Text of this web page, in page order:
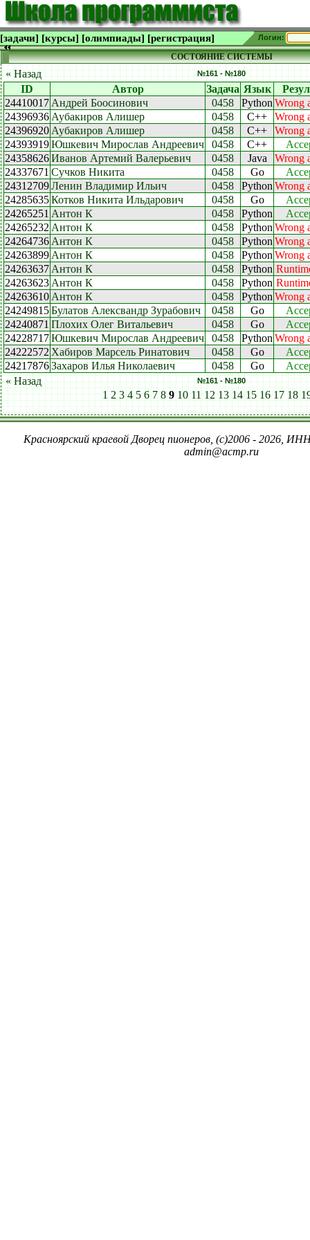
[задачи] [курсы] [олимпиады] [регистрация] Логин:
СОСТОЯНИЕ СИСТЕМЫ
« Назад №161 - №180
ID Автор Задача Язык
24410017 Андрей Боосинович 0458 Python Wrong
24396936 Аубакиров Алишер 0458 C++
Wrong
24396920 Аубакиров Алишер 0458 C++
Wrong
24393919Юшкевич Мирослав Андреевич 0458 C++
24358626Иванов Артемий Валерьевич 0458 Java
Wrong
24337671 Сучков Никита 0458 Go
24312709Ленин Владимир Ильич 0458 Python Wrong
24285635Котков Никита Ильдарович 0458 Go
24265251 Антон К 0458 Python
24265232 Антон К 0458 Python Wrong
24264736 Антон К 0458 Python Wrong
24263899 Антон К 0458 Python Wrong
24263637 Антон К 0458 Python
24263623 Антон К 0458 Python
24263610 Антон К 0458 Python Wrong
24249815Булатов Алексвандр Зурабович 0458 Go
24240871 Плохих Олег Витальевич 0458 Go
24228717Юшкевич Мирослав Андреевич 0458 Python Wrong
24222572 Хабиров Марсель Ринатович 0458 Go
24217876Захаров Илья Николаевич 0458 Go
« Назад
№161 - №180
1 2 3 4 5 6 7 8 9 10 11 12 13 14 15 16 17 18
Красноярский краевой Дворец пионеров, (c)2006 - 2026,
admin@acmp.ru